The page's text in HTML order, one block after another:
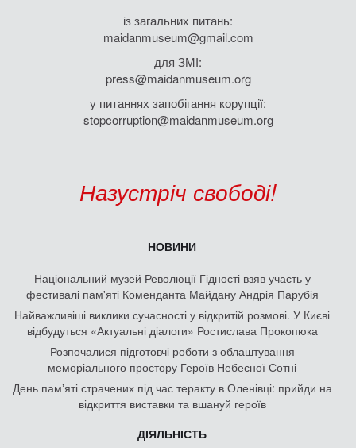
із загальних питань:
maidanmuseum@gmail.com
для ЗМІ:
press@maidanmuseum.org
у питаннях запобігання корупції:
stopcorruption@maidanmuseum.org
Назустріч свободі!
НОВИНИ
Національний музей Революції Гідності взяв участь у
фестивалі пам'яті Коменданта Майдану Андрія Парубія
Найважливіші виклики сучасності у відкритій розмові. У Києві
відбудуться «Актуальні діалоги» Ростислава Прокопюка
Розпочалися підготовчі роботи з облаштування
меморіального простору Героїв Небесної Сотні
День памʼяті страчених під час теракту в Оленівці: прийди на
відкриття виставки та вшануй героїв
ДІЯЛЬНІСТЬ